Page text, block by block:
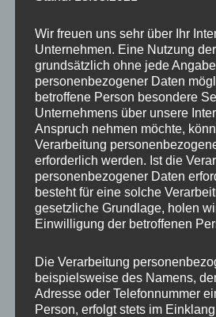
MP Mario Porten
Beratung
Training
Coaching
Impulsvorträge
Wir freuen uns sehr über Ihr
Unternehmen. Eine Nutzung
grundsätzlich ohne jede Angabe
personenbezogener Daten
betroffene Person besondere
Unternehmens über unsere
Anspruch nehmen möchte,
Verarbeitung
erforderlich werden. Ist die
personenbezogener Daten
besteht für eine solche
gesetzliche Grundlage, holen
Einwilligung der betroffenen
Die Verarbeitung
beispielsweise des Namens,
Adresse oder Telefonnummer
Person, erfolgt stets im